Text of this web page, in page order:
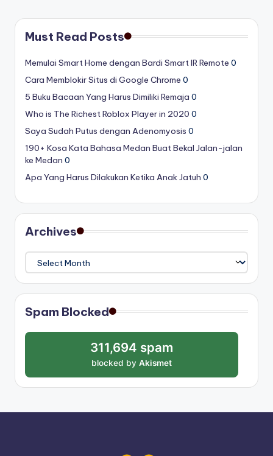
Must Read Posts
Memulai Smart Home dengan Bardi Smart IR Remote 0
Cara Memblokir Situs di Google Chrome 0
5 Buku Bacaan Yang Harus Dimiliki Remaja 0
Who is The Richest Roblox Player in 2020 0
Saya Sudah Putus dengan Adenomyosis 0
190+ Kosa Kata Bahasa Medan Buat Bekal Jalan-jalan
ke Medan 0
Apa Yang Harus Dilakukan Ketika Anak Jatuh 0
Archives
Archives
Spam Blocked
311,694 spam
blocked by Akismet